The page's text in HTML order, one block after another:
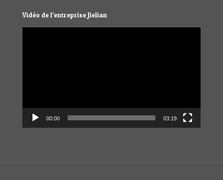
Vidéo de l’entreprise Jielian
00:00 03:19